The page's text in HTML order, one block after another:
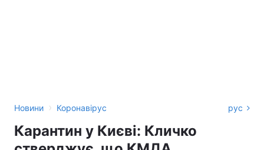
Новини › Коронавірус рус
Карантин у Києві: Кличко